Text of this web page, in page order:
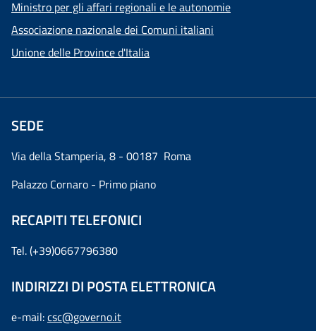
Ministro per gli affari regionali e le autonomie
Associazione nazionale dei Comuni italiani
Unione delle Province d'Italia
SEDE
Via della Stamperia, 8 - 00187 Roma
Palazzo Cornaro - Primo piano
RECAPITI TELEFONICI
Tel. (+39)0667796380
INDIRIZZI DI POSTA ELETTRONICA
e-mail:csc@governo.it